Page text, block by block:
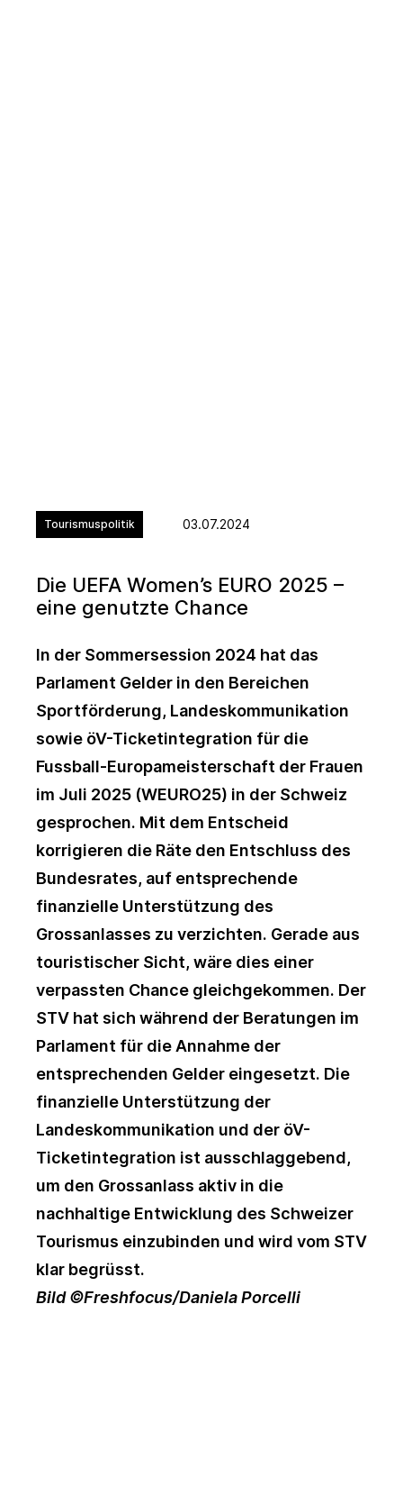
Tourismuspolitik 03.07.2024
Die UEFA Women’s EURO 2025 –
eine genutzte Chance
In der Sommersession 2024 hat das
Parlament Gelder in den Bereichen
Sportförderung, Landeskommunikation
sowie öV-Ticketintegration für die
Fussball-Europameisterschaft der Frauen
im Juli 2025 (WEURO25) in der Schweiz
gesprochen. Mit dem Entscheid
korrigieren die Räte den Entschluss des
Bundesrates, auf entsprechende
finanzielle Unterstützung des
Grossanlasses zu verzichten. Gerade aus
touristischer Sicht, wäre dies einer
verpassten Chance gleichgekommen. Der
STV hat sich während der Beratungen im
Parlament für die Annahme der
entsprechenden Gelder eingesetzt. Die
finanzielle Unterstützung der
Landeskommunikation und der öV-
Ticketintegration ist ausschlaggebend,
um den Grossanlass aktiv in die
nachhaltige Entwicklung des Schweizer
Tourismus einzubinden und wird vom STV
klar begrüsst.
Bild ©Freshfocus/Daniela Porcelli